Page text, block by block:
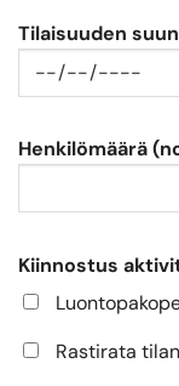
Tilaisuuden
Henkilömäärä
Kiinnostus
Rastirata